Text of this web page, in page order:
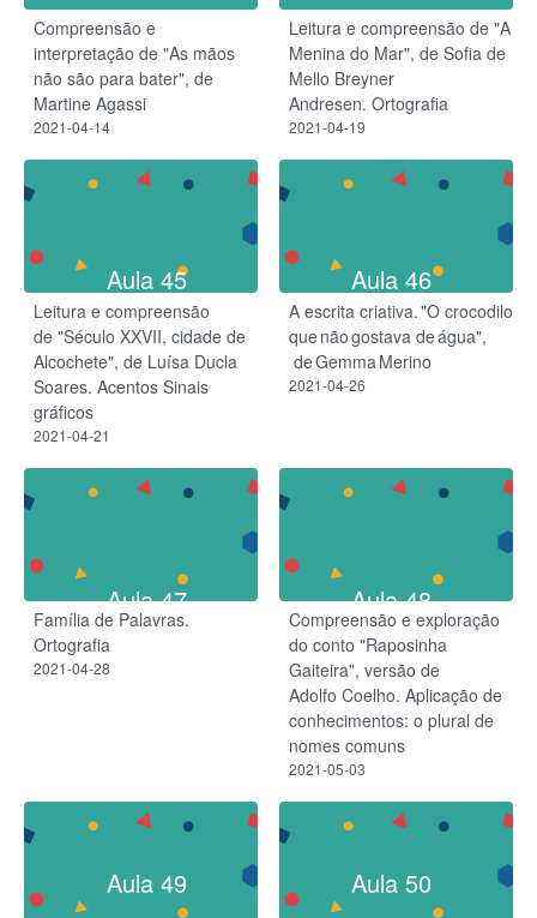
Compreensão e
interpretação de "As mãos
não são para bater", de
Martine Agassi
2021-04-14
Leitura e compreensão de "A
Menina do Mar", de Sofia de
Mello Breyner
Andresen. Ortografia
2021-04-19
Aula 45
Leitura e compreensão
de "Século XXVII, cidade de
Alcochete", de Luísa Ducla
Soares. Acentos Sinais
gráficos
2021-04-21
Aula 46
A escrita criativa. "O crocodilo
que não gostava de água",​
de Gemma Merino
2021-04-26
Aula 47
Família de Palavras.
Ortografia
2021-04-28
Aula 48
Compreensão e exploração
do conto "Raposinha
Gaiteira", versão de
Adolfo Coelho. Aplicação de
conhecimentos: o plural de
nomes comuns
2021-05-03
Aula 49 Aula 50